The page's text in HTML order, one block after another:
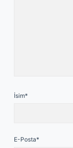
İsim*
E-Posta*